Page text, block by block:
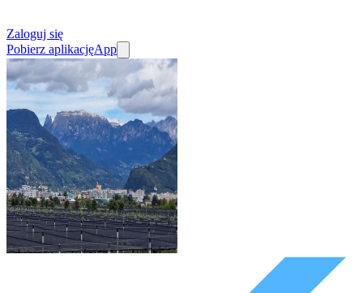
Zaloguj się
Pobierz aplikacjęApp